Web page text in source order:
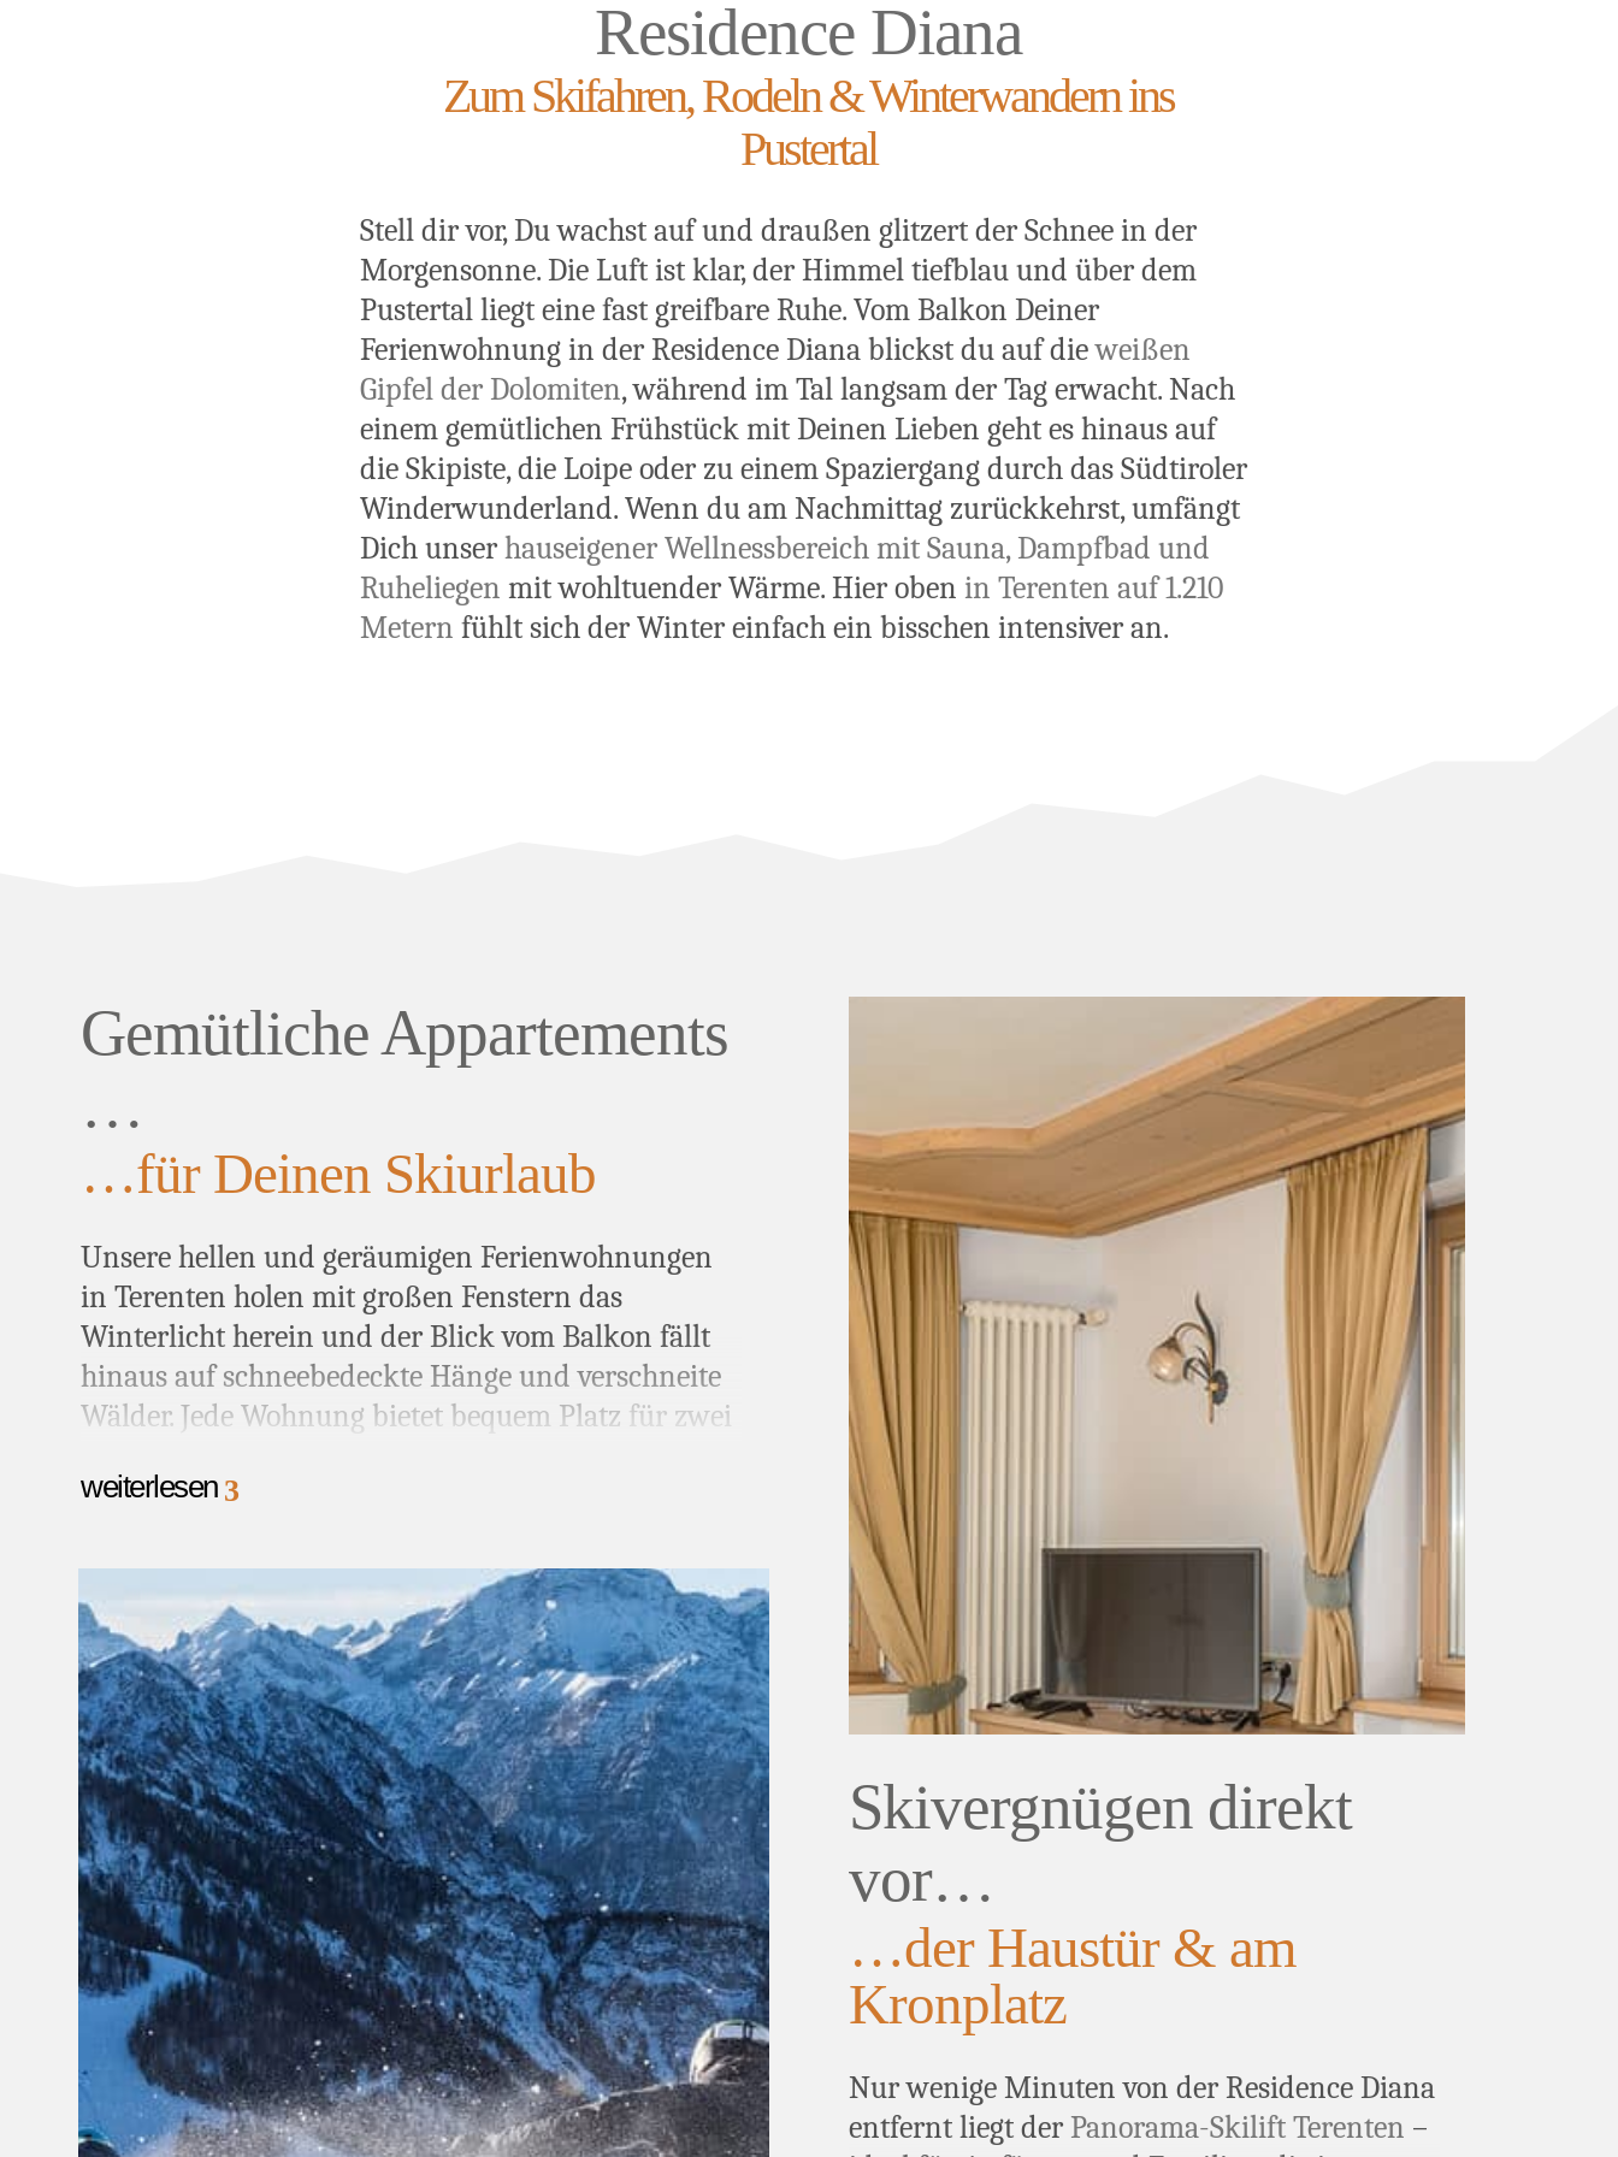
Residence Diana
Zum Skifahren, Rodeln & Winterwandern ins
Pustertal
Stell dir vor, Du wachst auf und draußen glitzert der Schnee in der
Morgensonne. Die Luft ist klar, der Himmel tiefblau und über dem
Pustertal liegt eine fast greifbare Ruhe. Vom Balkon Deiner
Ferienwohnung in der Residence Diana blickst du auf dieweißen
Gipfel der Dolomiten, während im Tal langsam der Tag erwacht. Nach
einem gemütlichen Frühstück mit Deinen Lieben geht es hinaus auf
die Skipiste, die Loipe oder zu einem Spaziergang durch das Südtiroler
Winderwunderland. Wenn du am Nachmittag zurückkehrst, umfängt
Dich unserhauseigener Wellnessbereich mit Sauna, Dampfbad und
Ruheliegen mit wohltuender Wärme. Hier oben in Terenten auf 1.210
Metern fühlt sich der Winter einfach ein bisschen intensiver an.
Gemütliche Appartements
…
…für Deinen Skiurlaub
Unsere hellen und geräumigen Ferienwohnungen
in Terenten holen mit großen Fenstern das
Winterlicht herein und der Blick vom Balkon fällt
hinaus auf schneebedeckte Hänge und verschneite
Wälder. Jede Wohnung bietet bequem Platz für zwei
oder Freunde.
Küchelädt zu gemütlichen Kochabenden ein.
Derweil ist Dein Wintersport-Equipment
imSkiraumbestens verstaut und immer griffbereit.
Bei uns verbringst Du Deinen Skiurlaub mit viel
Komfort ganz nah dran am Südtiroler Winter.
weiterlesen 3
Skivergnügen direkt
vor…
…der Haustür & am
Kronplatz
Nur wenige Minuten von der Residence Diana
entfernt liegt der Panorama-Skilift Terenten –